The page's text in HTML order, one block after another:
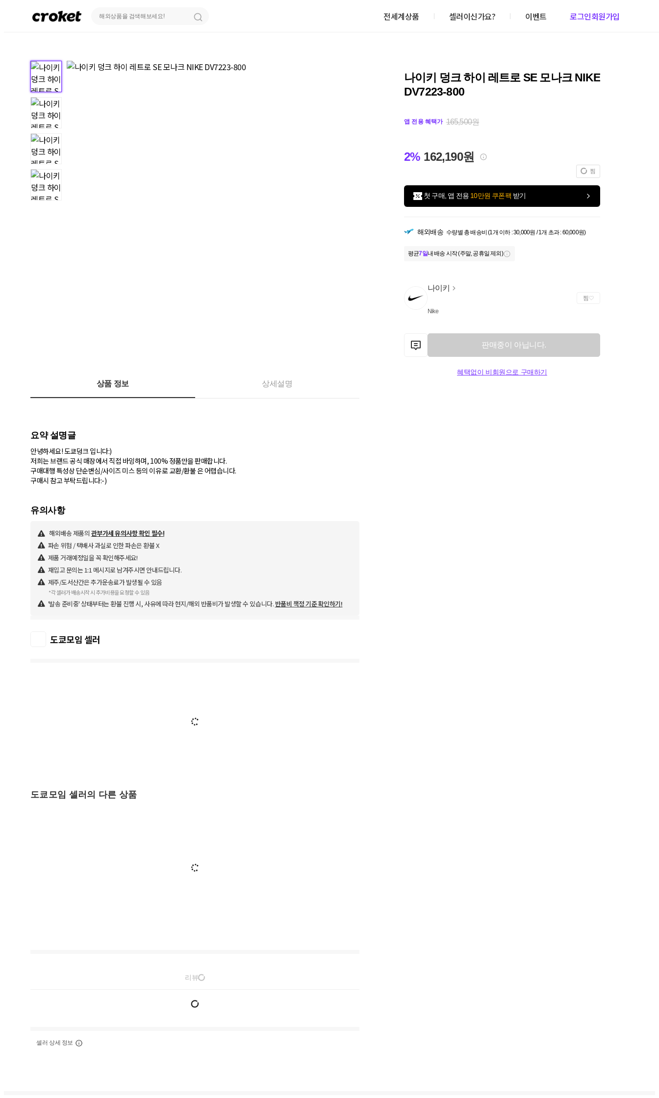
전세계상품 셀러이신가요? 이벤트 로그인회원가입
나이키 덩크 하이 레트로 SE 모나크 NIKE
DV7223-800
앱 전용 혜택가 165,500원
2% 162,190원
찜
첫 구매, 앱 전용 10만원 쿠폰팩 받기
해외배송 수량별 총 배송비 (1개 이하 : 30,000원 / 1개 초과 : 60,000원)
평균7일내 배송 시작 (주말, 공휴일 제외)
나이키
Nike
찜
판매중이 아닙니다.
혜택없이 비회원으로 구매하기
상품 정보 상세설명
요약 설명글
안녕하세요! 도쿄덩크 입니다:)
저희는 브랜드 공식 매장에서 직접 바잉하며, 100% 정품만을 판매합니다.
구매대행 특성상 단순변심/사이즈 미스 등의 이유로 교환/환불 은 어렵습니다.
구매시 참고 부탁드립니다:-)
유의사항
해외배송 제품의 관부가세 유의사항 확인 필수!
파손 위험 / 택배사 과실로 인한 파손은 환불 X
제품 거래예정일을 꼭 확인해주세요!
재입고 문의는 1:1 메시지로 남겨주시면 안내드립니다.
제주/도서산간은 추가운송료가 발생될 수 있음
*각 셀러가 배송시작 시 추가비용을 요청할 수 있음
'발송 준비중' 상태부터는 환불 진행 시, 사유에 따라 현지/해외 반품비가 발생할 수 있습니다. 반품비 책정 기준 확인하기!
도쿄모임 셀러
도쿄모임 셀러의 다른 상품
리뷰
셀러 상세 정보